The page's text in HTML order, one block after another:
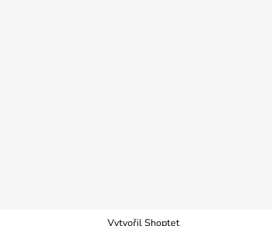
Vytvořil Shoptet